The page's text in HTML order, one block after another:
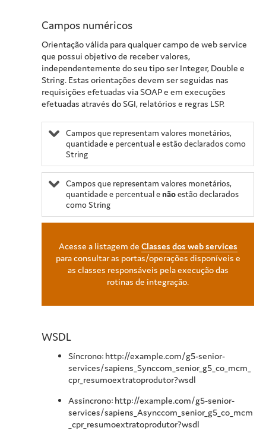
Campos numéricos
Orientação válida para qualquer campo de web service
que possui objetivo de receber valores,
independentemente do seu tipo ser Integer, Double e
String. Estas orientações devem ser seguidas nas
requisições efetuadas via SOAP e em execuções
efetuadas através do SGI, relatórios e regras LSP.
Campos que representam valores monetários,
quantidade e percentual e estão declarados como
String
Campos que representam valores monetários,
quantidade e percentual e nãoestão declarados
como String
Acesse a listagem de Classes dos web services
para consultar as portas/operações disponíveis e
as classes responsáveis pela execução das
rotinas de integração.
WSDL
Síncrono: http://example.com/g5-senior-
services/sapiens_Synccom_senior_g5_co_mcm_
cpr_resumoextratoprodutor?wsdl
Assíncrono: http://example.com/g5-senior-
services/sapiens_Asynccom_senior_g5_co_mcm
_cpr_resumoextratoprodutor?wsdl